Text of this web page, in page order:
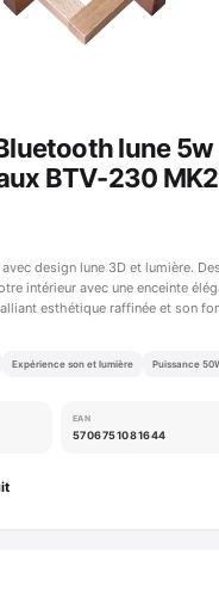
lune 5w
BTV-230 MK2
design lune 3D et lumière.
intérieur avec une enceinte
esthétique raffinée et son
Expérience son et lumière Puissance
EAN
5706751081644